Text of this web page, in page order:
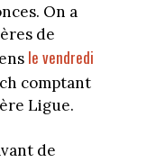
On a
de
le vendredi
comptant
Ligue.
de